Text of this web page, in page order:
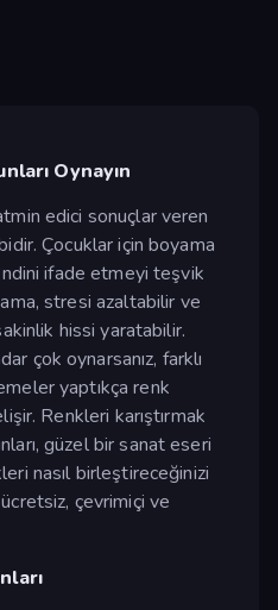
Oynayın
edici sonuçlar veren
Çocuklar için boyama
ifade etmeyi teşvik
stresi azaltabilir ve
hissi yaratabilir.
çok oynarsanız, farklı
yaptıkça renk
Renkleri karıştırmak
güzel bir sanat eseri
nasıl birleştireceğinizi
çevrimiçi ve